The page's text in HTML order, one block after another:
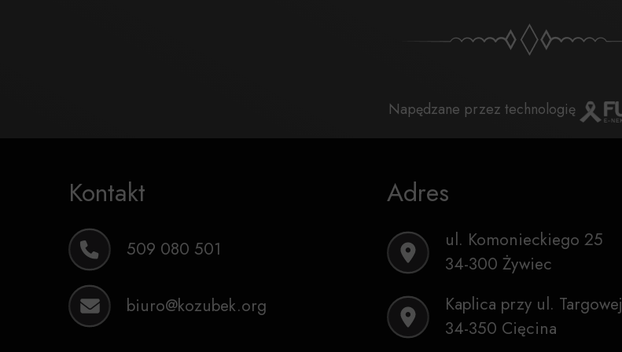
Napędzane przez technologię
Kontakt
509 080 501
biuro@kozubek.org
Adres
ul. Komonieckiego 25
34-300 Żywiec
Kaplica przy ul. Targowej
34-350 Cięcina